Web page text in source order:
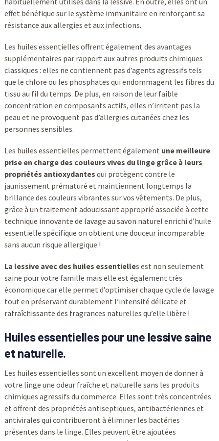
effet bénéfique sur le système immunitaire en renforçant sa
résistance aux allergies et aux infections.
Les huiles essentielles offrent également des avantages
supplémentaires par rapport aux autres produits chimiques
classiques : elles ne contiennent pas d’agents agressifs tels
que le chlore ou les phosphates qui endommagent les fibres du
tissu au fil du temps. De plus, en raison de leur faible
concentration en composants actifs, elles n’irritent pas la
peau et ne provoquent pas d’allergies cutanées chez les
personnes sensibles.
Les huiles essentielles permettent également une meilleure
prise en charge des couleurs vives du linge grâce à leurs
propriétés antioxydantes qui protègent contre le
jaunissement prématuré et maintiennent longtemps la
brillance des couleurs vibrantes sur vos vêtements. De plus,
grâce à un traitement adoucissant approprié associée à cette
technique innovante de lavage au savon naturel enrichi d’huile
essentielle spécifique on obtient une douceur incomparable
sans aucun risque allergique !
La lessive avec des huiles essentielles est non seulement
saine pour votre famille mais elle est également très
économique car elle permet d’optimiser chaque cycle de lavage
tout en préservant durablement l’intensité délicate et
rafraîchissante des fragrances naturelles qu’elle libère !
Huiles essentielles pour une lessive saine
et naturelle.
Les huiles essentielles sont un excellent moyen de donner à
votre linge une odeur fraîche et naturelle sans les produits
chimiques agressifs du commerce. Elles sont très concentrées
et offrent des propriétés antiseptiques, antibactériennes et
antivirales qui contribueront à éliminer les bactéries
présentes dans le linge. Elles peuvent être ajoutées